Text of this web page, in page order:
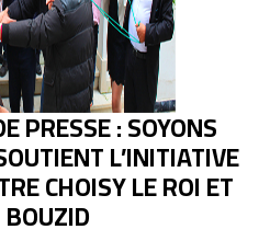
2019-2022
2022-2025
MÉDIA
PRESSE : SOYONS
L’INITIATIVE
CHOISY LE ROI ET